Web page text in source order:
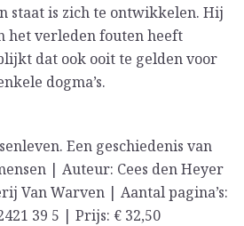
staat is zich te ontwikkelen. Hij
het verleden fouten heeft
dat ook ooit te gelden voor
dogma’s.
Een geschiedenis van
| Auteur: Cees den Heyer
Van Warven | Aantal pagina’s:
39 5 | Prijs: € 32,50